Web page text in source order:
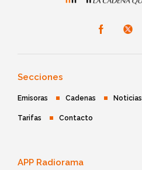
Secciones
Emisoras Cadenas Noticias
Tarifas Contacto
APP Radiorama